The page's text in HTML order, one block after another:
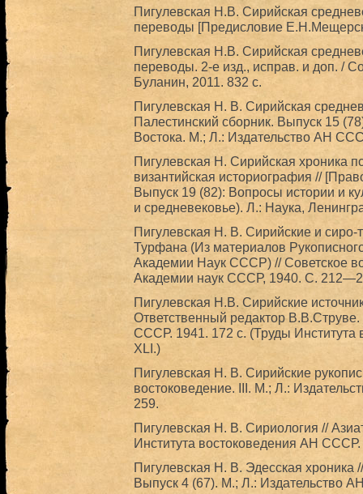
Пигулевская Н.В. Сирийская
переводы [Предисловие
Пигулевская Н.В. Сирийская
переводы. 2-е изд., исправ. и доп. /
Буланин, 2011. 832 с.
Пигулевская Н. В. Сирийская
Палестинский сборник. Выпуск 15
Востока. М.; Л.: Издательство АН
Пигулевская Н. Сирийская хроника
византийская историография //
Выпуск 19 (82): Вопросы истории и
и средневековье). Л.: Наука,
Пигулевская Н. В. Сирийские и
Турфана (Из материалов
Академии Наук СССР) // Советское
Академии наук СССР, 1940. С.
Пигулевская Н.В. Сирийские
Ответственный редактор
СССР. 1941. 172 с. (Труды
XLI.)
Пигулевская Н. В. Сирийские
востоковедение. III. М.; Л.:
259.
Пигулевская Н. В. Сириология //
Института востоковедения АН
Пигулевская Н. В. Эдесская хроника
Выпуск 4 (67). М.; Л.: Издательство